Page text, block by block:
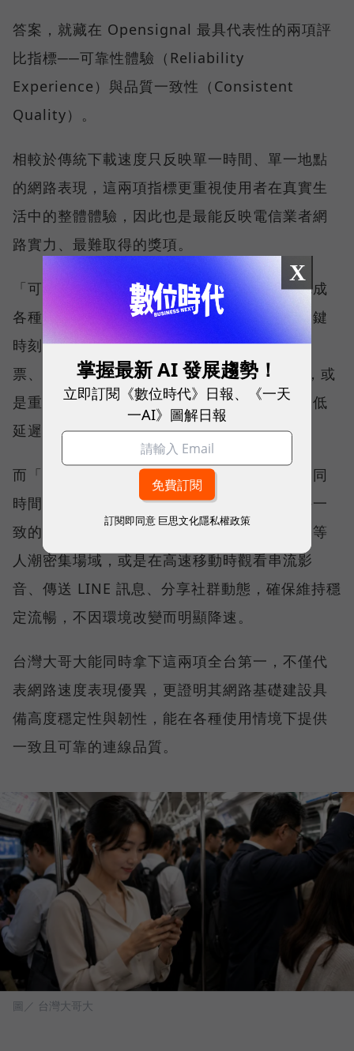
答案，就藏在 Opensignal 最具代表性的兩項評
比指標──可靠性體驗（Reliability
Experience）與品質一致性（Consistent
Quality）。
相較於傳統下載速度只反映單一時間、單一地點
的網路表現，這兩項指標更重視使用者在真實生
活中的整體體驗，因此也是最能反映電信業者網
路實力、最難取得的獎項。
「可靠性體驗」衡量的是使用者是否能順利完成
各種數位應用，因此，考驗的是網路服務在關鍵
時刻不中斷的能力。例如，搶購熱門演唱會門
票、秒殺限量商品、超商結帳掃描 QR Code，或
是重要的線上會議，都需要網路能即時回應、低
延遲且持續運作。
而「品質一致性」則是衡量電信業者可否在不同
時間、不同地點、不同網路負載下，都能維持一
致的網路服務品質。無論是在跨年晚會、球賽等
人潮密集場域，或是在高速移動時觀看串流影
音、傳送 LINE 訊息、分享社群動態，確保維持穩
定流暢，不因環境改變而明顯降速。
台灣大哥大能同時拿下這兩項全台第一，不僅代
表網路速度表現優異，更證明其網路基礎建設具
備高度穩定性與韌性，能在各種使用情境下提供
一致且可靠的連線品質。
圖／ 台灣大哥大
X
掌握最新 AI 發展趨勢！
立即訂閱《數位時代》日報、《一天
一AI》圖解日報
訂閱即同意 巨思文化隱私權政策